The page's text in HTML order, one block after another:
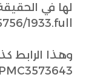
لها في
1933.full
وهذا الرابط